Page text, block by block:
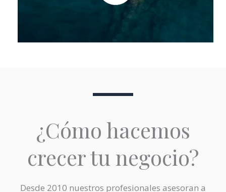
¿Cómo hacemos
crecer tu negocio?
Desde 2010 nuestros profesionales asesoran a